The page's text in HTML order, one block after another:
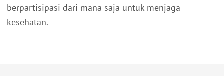
berpartisipasi dari mana saja untuk menjaga
kesehatan.